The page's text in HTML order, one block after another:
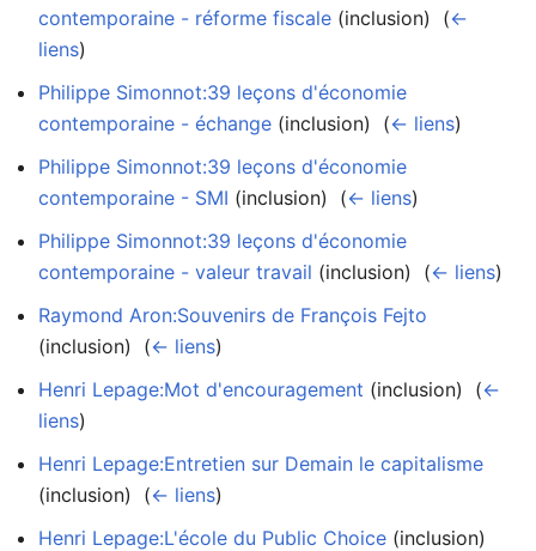
contemporaine - réforme fiscale (inclusion) ‎ (←
liens)
Philippe Simonnot:39 leçons d'économie
contemporaine - échange (inclusion) ‎ (← liens)
Philippe Simonnot:39 leçons d'économie
contemporaine - SMI (inclusion) ‎ (← liens)
Philippe Simonnot:39 leçons d'économie
contemporaine - valeur travail (inclusion) ‎ (← liens)
Raymond Aron:Souvenirs de François Fejto
(inclusion) ‎ (← liens)
Henri Lepage:Mot d'encouragement (inclusion) ‎ (←
liens)
Henri Lepage:Entretien sur Demain le capitalisme
(inclusion) ‎ (← liens)
Henri Lepage:L'école du Public Choice (inclusion) ‎